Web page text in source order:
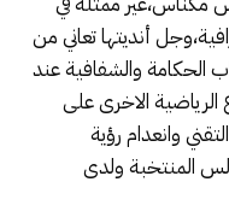
أنديتها تعاني من
الحكامة والشفافية عند
الاخرى على
وانعدام رؤية
المنتخبة ولدى